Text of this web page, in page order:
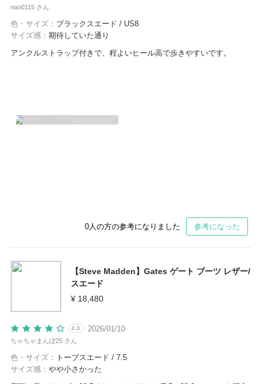
nao0115 さん
色・サイズ： ブラックスエード / US8
サイズ感： 期待していた通り
アンクルストラップ付きで、程よいヒール高で歩きやすいです。
0 人の方の参考になりました 参考になった
【Steve Madden】Gates ゲート ブーツ レザー/
スエード
¥ 18,480
2026/01/10
4.0
ちゃちゃまんぼ25 さん
色・サイズ：
トープスエード / 7.5
サイズ感： やや小さかった